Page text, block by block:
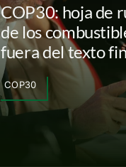
COP30: hoja de
de los
fuera del texto
COP30